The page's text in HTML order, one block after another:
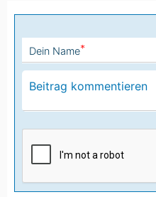
Dein Name*